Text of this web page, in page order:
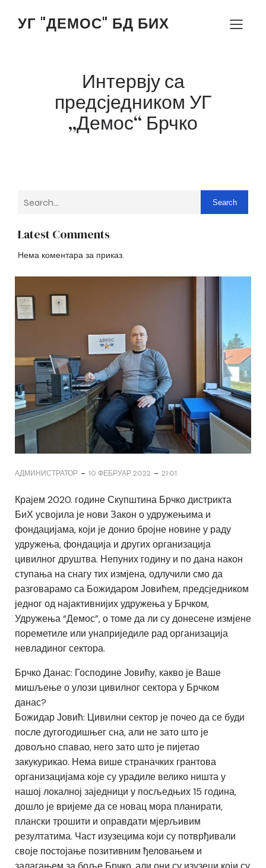
УГ "ДЕМОС" БД БИХ
Интервју са
предсједником УГ
„Демос“ Брчко
Search
Latest Comments
Нема коментара за приказ.
АДМИНИСТРАТОР - 10 ФЕБРУАР 2022 - 21:01
Крајем 2020. године Скупштина Брчко дистрикта
БиХ усвојила је нови Закон о удружењима и
фондацијама, који је донио бројне новине у раду
удружења, фондација и других организација
цивилног друштва. Непуних годину и по дана након
ступања на снагу тих измјена, одлучили смо да
разговарамо са Божидаром Јовићем, предсједником
једног од најактивнијих удружења у Брчком,
Удружења “Демос”, о томе да ли су донесене измјене
пореметиле или унаприједиле рад организација
невладиног сектора.
Брчко Данас: Господине Јовићу, какво је Ваше
мишљење о улози цивилног сектора у Брчком
данас?
Божидар Јовић: Цивилни сектор је почео да се буди
после дугогодишњег сна, али не зато што је
довољно спавао, него зато што је пијетао
закукурикао. Нема више страначких грантова
организацијама које су урадиле велико ништа у
нашој локалној заједници у посљедњих 15 година,
дошло је вријеме да се новац мора планирати,
плански трошити и оправдати мјерљивим
резултатима. Част изузецима који су потврђивали
своје постојање позитивним ђеловањем и